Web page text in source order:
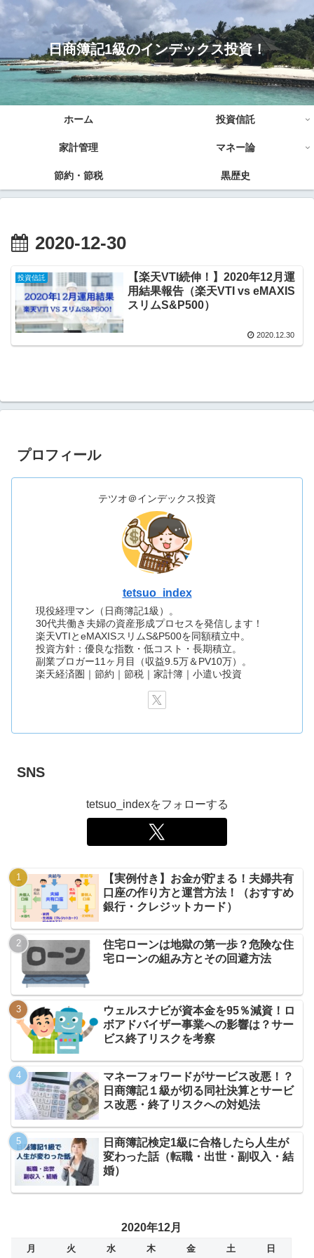
日商簿記1級のインデックス投資！
ホーム 投資信託
家計管理 マネー論
節約・節税 黒歴史
2020-12-30
投資信託
【楽天VTI続伸！】2020年12月運
用結果報告（楽天VTI vs eMAXIS
スリムS&P500）
2020.12.30
プロフィール
テツオ＠インデックス投資
tetsuo_index
現役経理マン（日商簿記1級）。
30代共働き夫婦の資産形成プロセスを発信します！
楽天VTIとeMAXISスリムS&P500を同額積立中。
投資方針：優良な指数・低コスト・長期積立。
副業ブロガー11ヶ月目（収益9.5万＆PV10万）。
楽天経済圏｜節約｜節税｜家計簿｜小遣い投資
SNS
tetsuo_indexをフォローする
【実例付き】お金が貯まる！夫婦共有
口座の作り方と運営方法！（おすすめ
銀行・クレジットカード）
住宅ローンは地獄の第一歩？危険な住
宅ローンの組み方とその回避方法
ウェルスナビが資本金を95％減資！ロ
ボアドバイザー事業への影響は？サー
ビス終了リスクを考察
マネーフォワードがサービス改悪！？
日商簿記１級が切る同社決算とサービ
ス改悪・終了リスクへの対処法
日商簿記検定1級に合格したら人生が
変わった話（転職・出世・副収入・結
婚）
2020年12月
月 火 水 木 金 土 日